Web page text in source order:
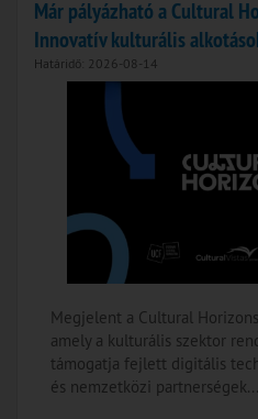
Már pályázható a Cultural
Innovatív kulturális
Határidő: 2026-08-14
Megjelent a Cultural
amely a kulturális szektor
támogatja fejlett digitális
és nemzetközi partnerségek...